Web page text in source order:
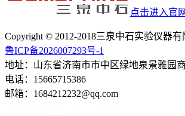
点击进入官网
Copyright © 2012-2018三泉中石实验仪器
鲁ICP备2026007293号-1
地址：山东省济南市市中区绿地泉景雅园
电话：15665715386
邮箱：1684212232@qq.com